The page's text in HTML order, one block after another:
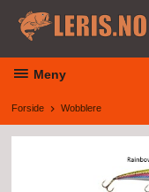
innholdet
Meny
Forside Wobblere